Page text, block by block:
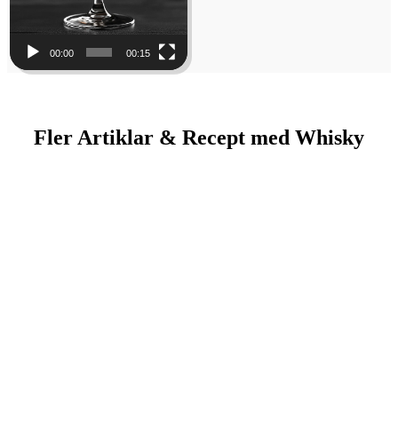
00:00 00:15
Fler Artiklar & Recept med Whisky